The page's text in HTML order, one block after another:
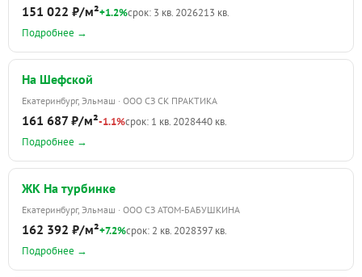
151 022 ₽/м²+1.2%срок: 3 кв. 2026213 кв.
Подробнее →
На Шефской
Екатеринбург, Эльмаш · ООО СЗ СК ПРАКТИКА
161 687 ₽/м²-1.1%срок: 1 кв. 2028440 кв.
Подробнее →
ЖК На турбинке
Екатеринбург, Эльмаш · ООО СЗ АТОМ-БАБУШКИНА
162 392 ₽/м²+7.2%срок: 2 кв. 2028397 кв.
Подробнее →